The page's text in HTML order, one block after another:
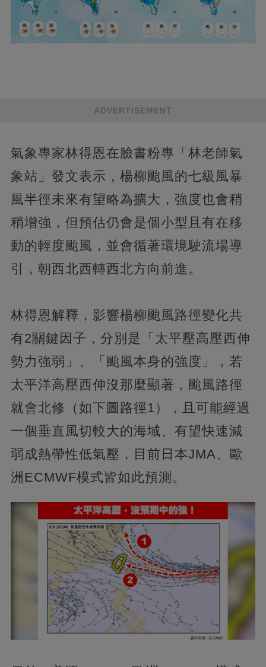
ADVERTISEMENT
氣象專家林得恩在臉書粉專「林老師氣
象站」發文表示，楊柳颱風的七級風暴
風半徑未來有望略為擴大，強度也會稍
稍增強，但預估仍會是個小型且有在移
動的輕度颱風，並會循著環境駛流場導
引，朝西北西轉西北方向前進。
林得恩解釋，影響楊柳颱風路徑變化共
有2關鍵因子，分別是「太平壓高壓西伸
勢力強弱」、「颱風本身的強度」，若
太平洋高壓西伸沒那麼顯著，颱風路徑
就會北修（如下圖路徑1），且可能經過
一個垂直風切較大的海域、有望快速減
弱成熱帶性低氣壓，目前日本JMA、歐
洲ECMWF模式皆如此預測。